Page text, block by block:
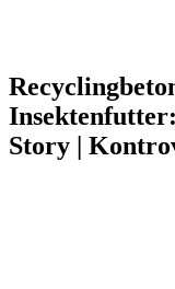
Story |